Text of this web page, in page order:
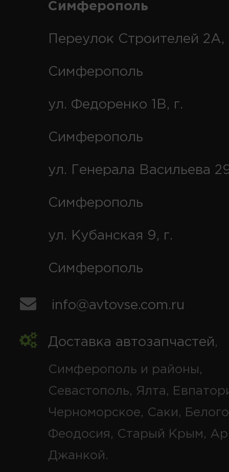
Симферополь
Переулок Строителей 2А,
Симферополь
ул. Федоренко 1В, г.
Симферополь
ул. Генерала Васильева
Симферополь
ул. Кубанская 9, г.
Симферополь
info@avtovse.com.ru
Доставка автозапчастей,
Симферополь и районы,
Севастополь, Ялта,
Черноморское, Саки,
Феодосия, Старый Крым,
Джанкой.